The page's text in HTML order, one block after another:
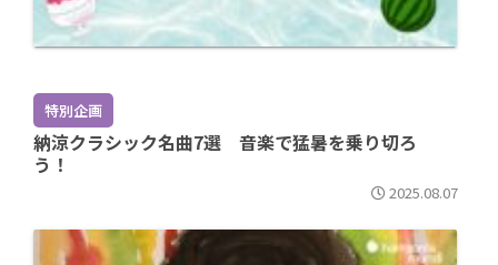
特別企画
納涼クラシック名曲7選 音楽で猛暑を乗り切ろ
う！
2025.08.07